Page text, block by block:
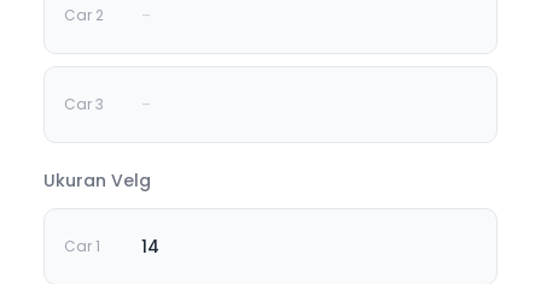
-
-
Ukuran Velg
14